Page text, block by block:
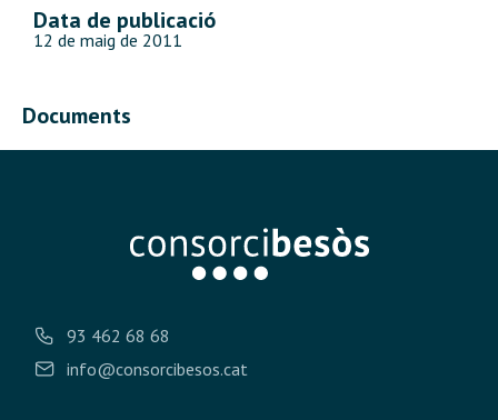
Data de publicació
12 de maig de 2011
Documents
93 462 68 68
info@consorcibesos.cat